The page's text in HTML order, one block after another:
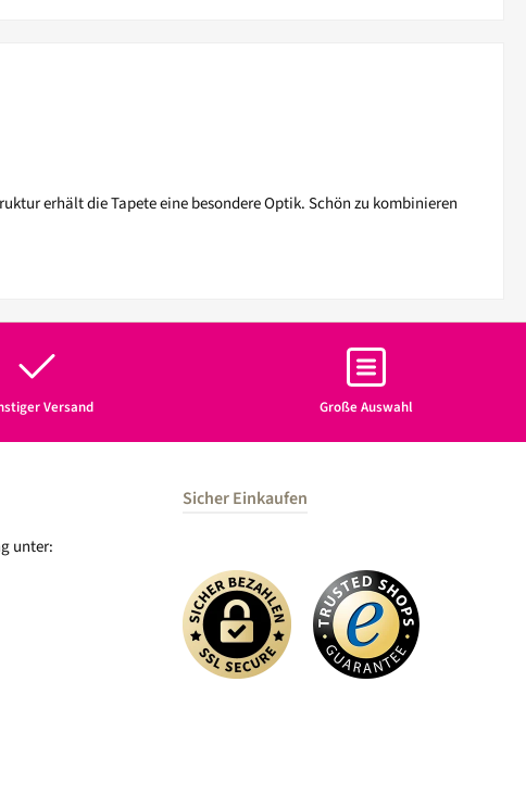
erhält die Tapete eine besondere Optik. Schön zu kombinieren
Versand Große Auswahl
unter:
Sicher Einkaufen